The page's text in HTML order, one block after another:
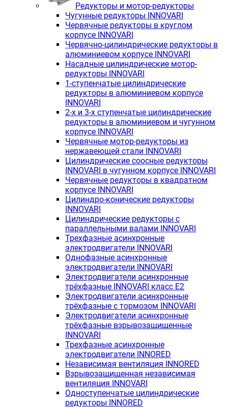
Редукторы и мотор-редукторы
Чугунные редукторы INNOVARI
Червячные редукторы в круглом
корпусе INNOVARI
Червячно-цилиндрические редукторы в
алюминиевом корпусе INNOVARI
Насадные цилиндрические мотор-
редукторы INNOVARI
1-ступенчатые цилиндрические
редукторы в алюминиевом корпусе
INNOVARI
2-х и 3-х ступенчатые цилиндрические
редукторы в алюминиевом и чугунном
корпусе INNOVARI
Червячные мотор-редукторы из
нержавеющей стали INNOVARI
Цилиндрические соосные редукторы
INNOVARI в чугунном корпусе INNOVARI
Червячные редукторы в квадратном
корпусе INNOVARI
Цилиндро-конические редукторы
INNOVARI
Цилиндрические редукторы с
параллельными валами INNOVARI
Трехфазные асинхронные
электродвигатели INNOVARI
Однофазные асинхронные
электродвигатели INNOVARI
Электродвигатели асинхронные
трёхфазные INNOVARI класс E2
Электродвигатели асинхронные
трёхфазные с тормозом INNOVARI
Электродвигатели асинхронные
трёхфазные взрывозащищенные
INNOVARI
Трехфазные асинхронные
электродвигатели INNORED
Независимая вентиляция INNORED
Взрывозащищенная независимая
вентиляция INNOVARI
Одноступенчатые цилиндрические
редукторы INNORED